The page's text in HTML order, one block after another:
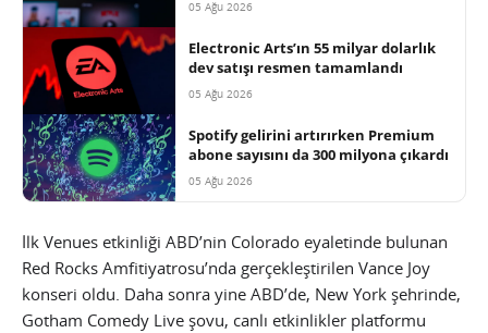
05 Ağu 2026
Electronic Arts’ın 55 milyar dolarlık
dev satışı resmen tamamlandı
05 Ağu 2026
Spotify gelirini artırırken Premium
abone sayısını da 300 milyona çıkardı
05 Ağu 2026
İlk Venues etkinliği ABD’nin Colorado eyaletinde bulunan
Red Rocks Amfitiyatrosu’nda gerçekleştirilen Vance Joy
konseri oldu. Daha sonra yine ABD’de, New York şehrinde,
Gotham Comedy Live şovu, canlı etkinlikler platformu